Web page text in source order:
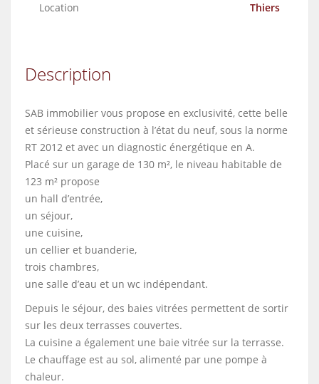
Location Thiers
Description
SAB immobilier vous propose en exclusivité, cette belle
et sérieuse construction à l’état du neuf, sous la norme
RT 2012 et avec un diagnostic énergétique en A.
Placé sur un garage de 130 m², le niveau habitable de
123 m² propose
un hall d’entrée,
un séjour,
une cuisine,
un cellier et buanderie,
trois chambres,
une salle d’eau et un wc indépendant.
Depuis le séjour, des baies vitrées permettent de sortir
sur les deux terrasses couvertes.
La cuisine a également une baie vitrée sur la terrasse.
Le chauffage est au sol, alimenté par une pompe à
chaleur.